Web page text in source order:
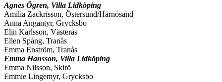
Agnes Ögren, Villa Lidköping
Amilia Zackrisson, Östersund/Härnösand
Anna Angantyr, Grycksbo
Elin Karlsson, Västerås
Ellen Spång, Tranås
Emma Enström, Tranås
Emma Hansson, Villa Lidköping
Emma Nilsson, Skirö
Emmie Lingemyr, Grycksbo